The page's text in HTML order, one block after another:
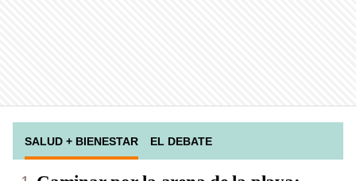
SALUD + BIENESTAR EL DEBATE